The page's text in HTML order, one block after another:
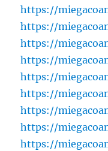
https://
https://
https://
https://
https://
https://
https://
https://
https://